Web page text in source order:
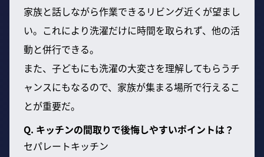
家族と話しながら作業できるリビング近くが望まし
い。これにより洗濯だけに時間を取られず、他の活
動と併行できる。
また、子どもにも洗濯の大変さを理解してもらうチ
ャンスにもなるので、家族が集まる場所で行えるこ
とが重要だ。
Q. キッチンの間取りで後悔しやすいポイントは？
セパレートキッチン